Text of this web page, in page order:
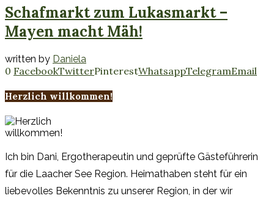
Schafmarkt zum Lukasmarkt –
Mayen macht Mäh!
written by Daniela
0 FacebookTwitterPinterestWhatsappTelegramEmail
Herzlich willkommen!
Ich bin Dani, Ergotherapeutin und geprüfte Gästeführerin
für die Laacher See Region. Heimathaben steht für ein
liebevolles Bekenntnis zu unserer Region, in der wir